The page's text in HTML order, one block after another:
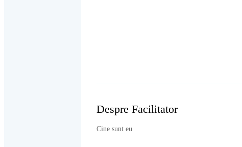
Despre Facilitator
Cine sunt eu